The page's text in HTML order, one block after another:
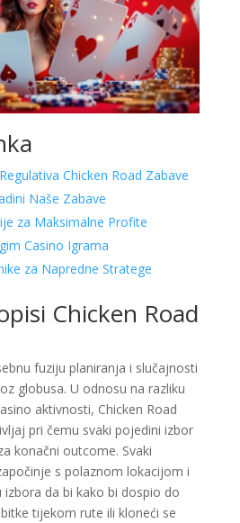
Chicken Road Zabave
Naše Zabave
za Maksimalne Profite
Casino Igrama
za Napredne Stratege
Chicken Road
fuziju planiranja i slučajnosti
globusa. U odnosu na razliku
aktivnosti, Chicken Road
pri čemu svaki pojedini izbor
konačni outcome. Svaki
s polaznom lokacijom i
da bi kako bi dospio do
tijekom rute ili kloneći se